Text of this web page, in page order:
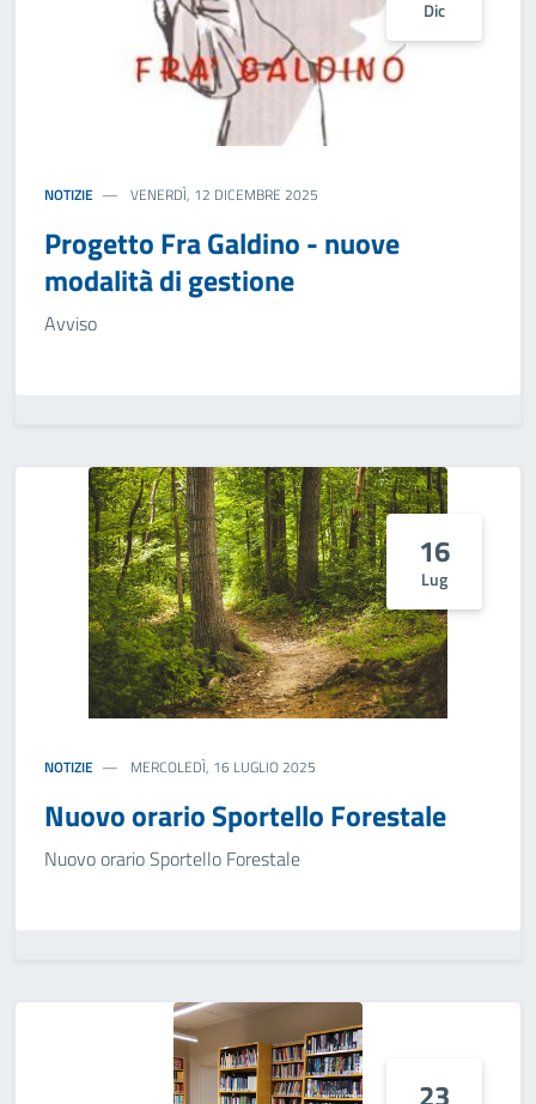
Dic
NOTIZIE VENERDÌ, 12 DICEMBRE 2025
Progetto Fra Galdino - nuove
modalità di gestione
Avviso
16
Lug
NOTIZIE MERCOLEDÌ, 16 LUGLIO 2025
Nuovo orario Sportello Forestale
Nuovo orario Sportello Forestale
23